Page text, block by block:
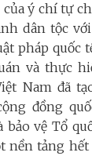
ý chí tự
dân tộc
pháp quốc
và thực
Nam đã
đồng
vệ Tổ
tảng hết